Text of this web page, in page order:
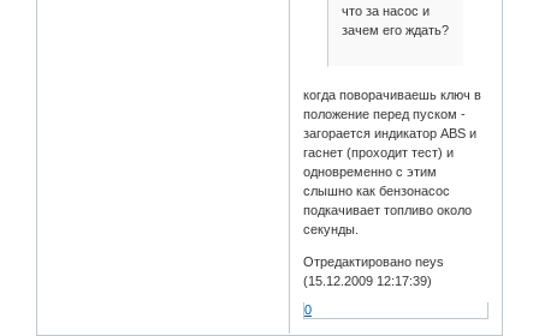
что за насос и
зачем его ждать?
когда поворачиваешь ключ в
положение перед пуском -
загорается индикатор ABS и
гаснет (проходит тест) и
одновременно с этим
слышно как бензонасос
подкачивает топливо около
секунды.
Отредактировано neys
(15.12.2009 12:17:39)
0